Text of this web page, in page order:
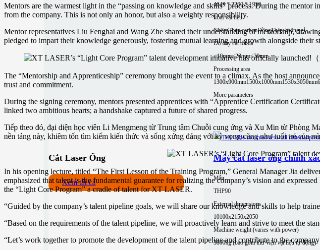
4649 * 2260 * 1950
Loại vật liệu
NhômThép carbonĐồngThép không gỉ
Độ dày cắt tối đa
≤10mm≤20mm≤30mm
Processing area
1300x900mm1500x1000mm1530x3050mm
More parameters
Cắt Laser Ống
Xem tất cả
Máy cắt laser ống chính
Mẫu
THP90
External dimensions
10100x2150x2050
Machine weight (varies with power)
3800kg (bao gồm thư viện vật liệu tự động)
Mentors are the warmest light in the “passing on knowledge and skills” process. During the
from the company. This is not only an honor, but also a weighty responsibility.
Mentor representatives Liu Fenghai and Wang Zhe shared their understanding of mentorship,
pledged to impart their knowledge generously, fostering mutual learning and growth alongside their
The “Mentorship and Apprenticeship” ceremony brought the event to a climax. As the host
trust and commitment.
During the signing ceremony, mentors presented apprentices with “Apprentice Certification
linked two ambitious hearts; a handshake captured a future of shared progress.
Tiếp theo đó, đại diện học viên Li Mengmeng từ Trung tâm Chuỗi cung ứng và Xu Min từ Phòng
nền tảng này, khiêm tốn tìm kiếm kiến ​​thức và sống xứng đáng với kỳ vọng cũng như tuổi trẻ của
In his opening lecture, titled “The First Lesson of the Training Program,” General Manager Jia
emphasized that talent is the fundamental guarantee for realizing the company’s vision and
the “Light Core Program” a cradle of talent for XT LASER.
“Guided by the company’s talent pipeline goals, we will share our knowledge and skills to help
“Based on the requirements of the talent pipeline, we will proactively learn and strive to meet the
“Let’s work together to promote the development of the talent pipeline and contribute to the